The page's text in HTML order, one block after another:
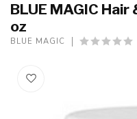
BLUE MAGIC
oz
BLUE MAGIC